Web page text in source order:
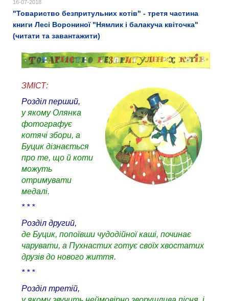
16-07-2018
"Товариство безпритульних котів" - третя частина
книги Лесі Ворониної "Нямлик і балакуча квіточка"
(читати та завантажити)
ЗМІСТ:
Розділ перший,
у якому Олянка
фотографує
котячі збори, а
Буцик дізнається
про те, що й коти
можуть
отримувати
медалі.
* * *
Розділ другий,
де Буцик, попоївши чудодійної каші, починає
чарувати, а Пухнастих готує своїх хвостатих
друзів до нового життя.
* * *
Розділ третій,